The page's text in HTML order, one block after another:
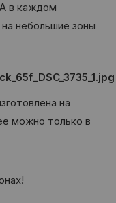
в каждом
небольшие зоны
на
можно только в